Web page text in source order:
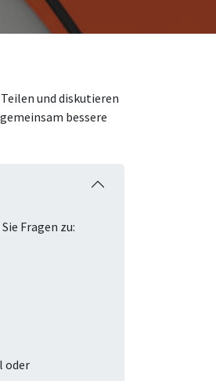
und diskutieren
bessere
Fragen zu:
oder